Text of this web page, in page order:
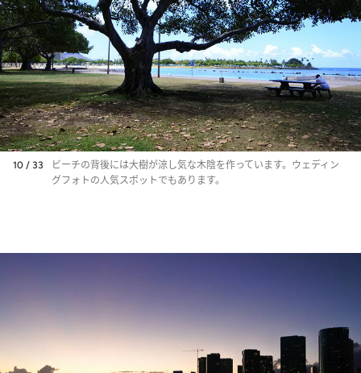
10 / 33
ビーチの背後には大樹が涼し気な木陰を作っています。ウェディン
グフォトの人気スポットでもあります。